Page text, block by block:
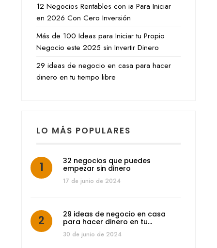
12 Negocios Rentables con ia Para Iniciar
en 2026 Con Cero Inversión
Más de 100 Ideas para Iniciar tu Propio
Negocio este 2025 sin Invertir Dinero
29 ideas de negocio en casa para hacer
dinero en tu tiempo libre
LO MÁS POPULARES
32 negocios que puedes
empezar sin dinero
17 de junio de 2024
29 ideas de negocio en casa
para hacer dinero en tu…
30 de junio de 2024